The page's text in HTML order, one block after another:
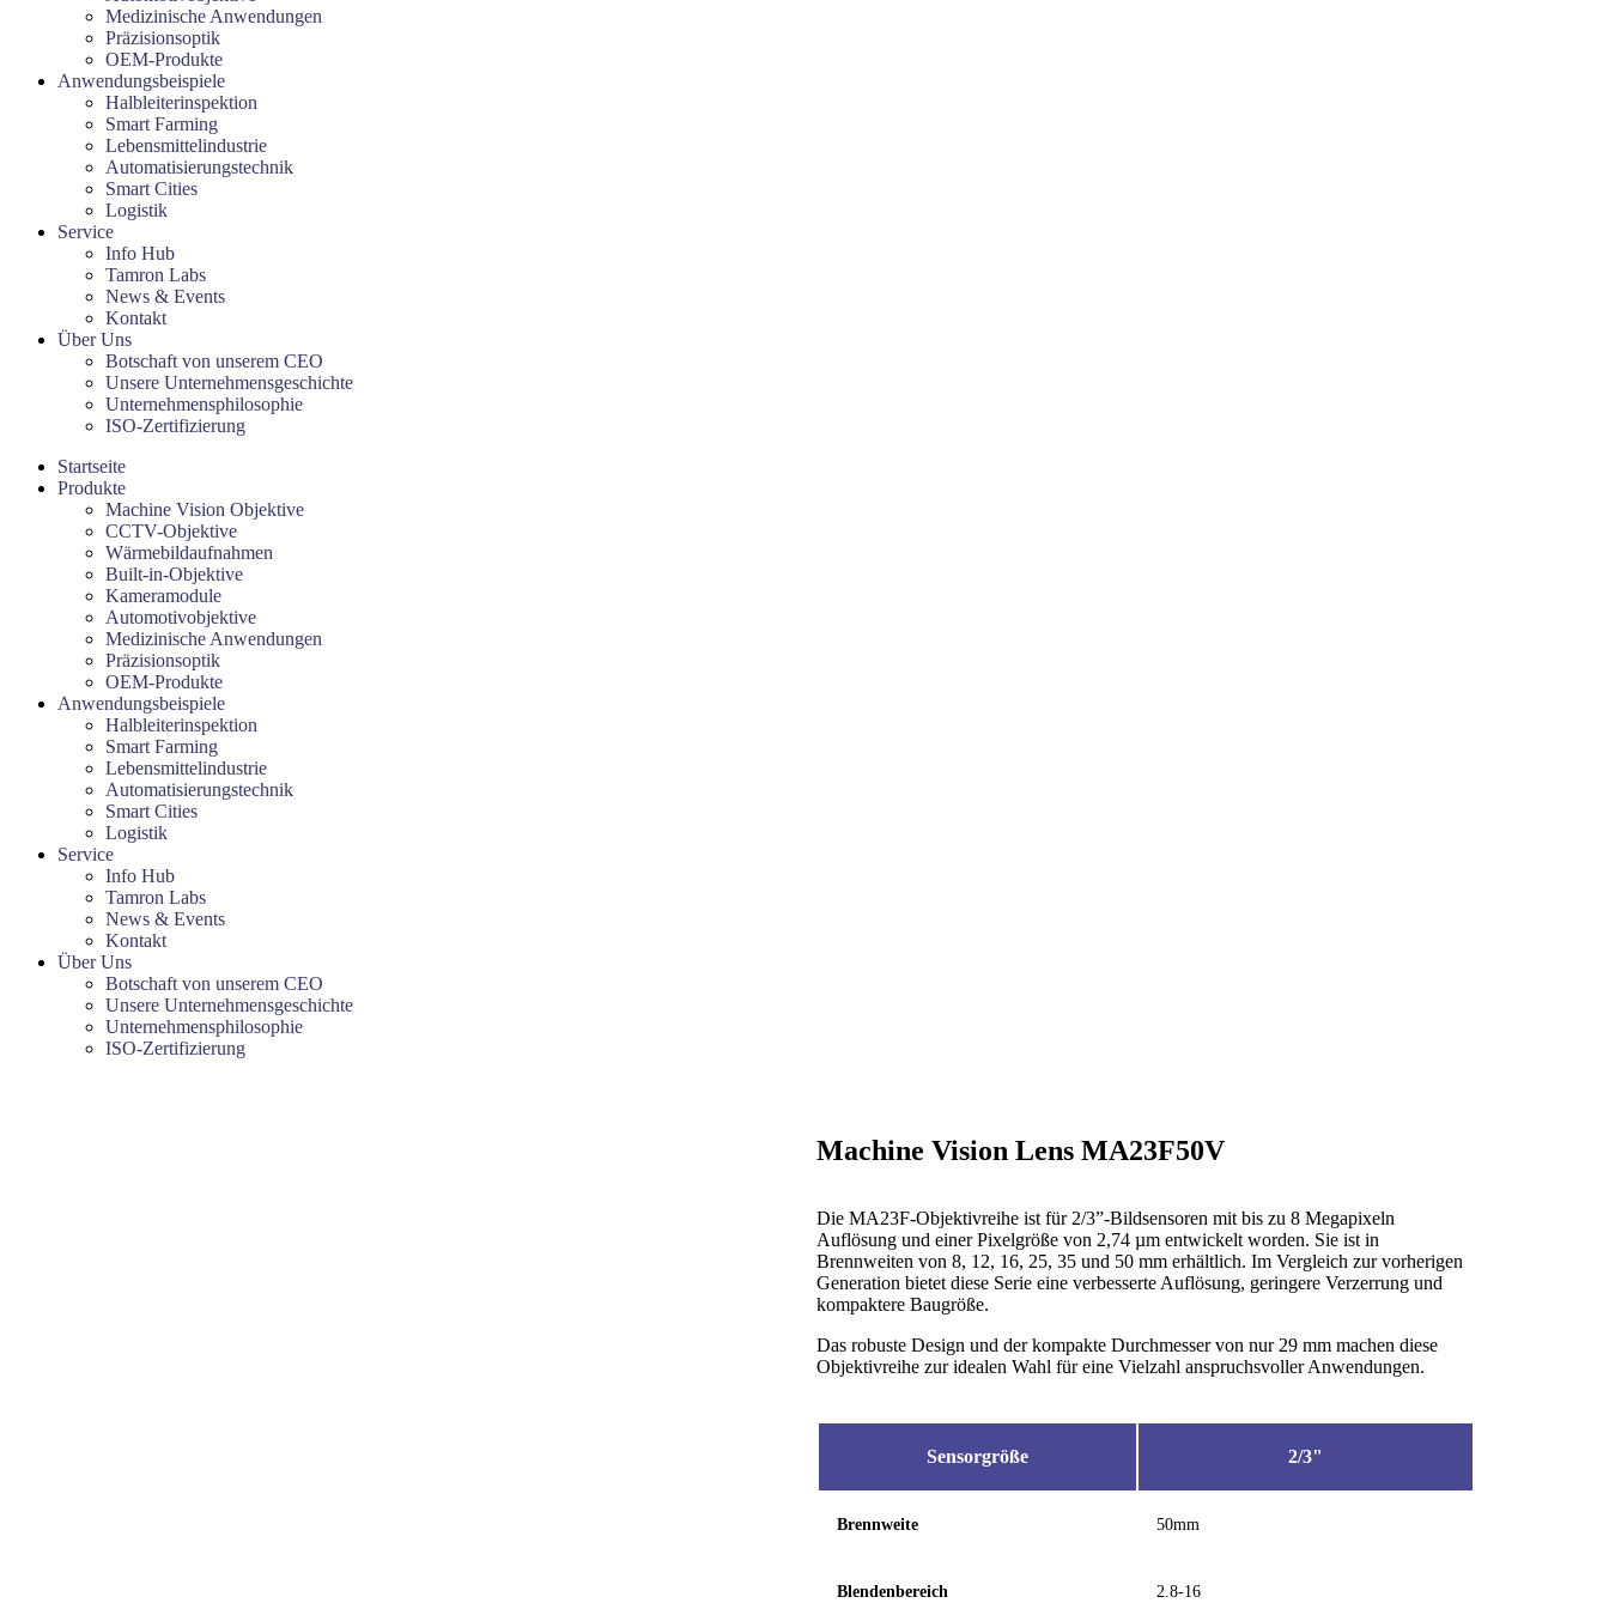
Medizinische Anwendungen
Präzisionsoptik
OEM-Produkte
Anwendungsbeispiele
Halbleiterinspektion
Smart Farming
Lebensmittelindustrie
Automatisierungstechnik
Smart Cities
Logistik
Service
Info Hub
Tamron Labs
News & Events
Kontakt
Über Uns
Botschaft von unserem CEO
Unsere Unternehmensgeschichte
Unternehmensphilosophie
ISO-Zertifizierung
Startseite
Produkte
Machine Vision Objektive
CCTV-Objektive
Wärmebildaufnahmen
Built-in-Objektive
Kameramodule
Automotivobjektive
Medizinische Anwendungen
Präzisionsoptik
OEM-Produkte
Anwendungsbeispiele
Halbleiterinspektion
Smart Farming
Lebensmittelindustrie
Automatisierungstechnik
Smart Cities
Logistik
Service
Info Hub
Tamron Labs
News & Events
Kontakt
Über Uns
Botschaft von unserem CEO
Unsere Unternehmensgeschichte
Unternehmensphilosophie
ISO-Zertifizierung
Machine Vision Lens MA23F50V
Die MA23F-Objektivreihe ist für 2/3”-Bildsensoren mit bis zu 8 Megapixeln
Auflösung und einer Pixelgröße von 2,74 µm entwickelt worden. Sie ist in
Brennweiten von 8, 12, 16, 25, 35 und 50 mm erhältlich. Im Vergleich zur vorherigen
Generation bietet diese Serie eine verbesserte Auflösung, geringere Verzerrung und
kompaktere Baugröße.
Das robuste Design und der kompakte Durchmesser von nur 29 mm machen diese
Objektivreihe zur idealen Wahl für eine Vielzahl anspruchsvoller Anwendungen.
Sensorgröße 2/3"
Brennweite 50mm
Blendenbereich 2.8-16